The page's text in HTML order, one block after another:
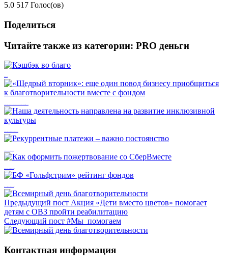
5.0 517 Голос(ов)
Поделиться
Читайте также из категории: PRO деньги
Предыдущий пост Акция «Дети вместо цветов» помогает
детям с ОВЗ пройти реабилитацию
Следующий пост #Мы_помогаем
Контактная информация